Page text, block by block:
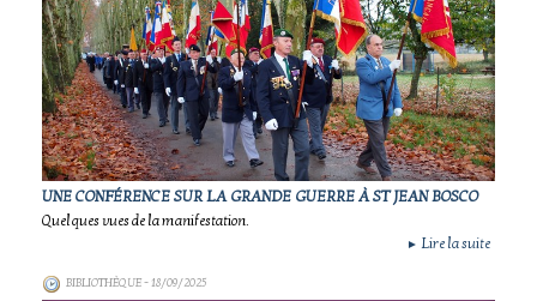
UNE CONFÉRENCE SUR LA GRANDE GUERRE À ST JEAN BOSCO
Quelques vues de la manifestation.
► Lire la suite
BIBLIOTHÈQUE- 18/09/2025